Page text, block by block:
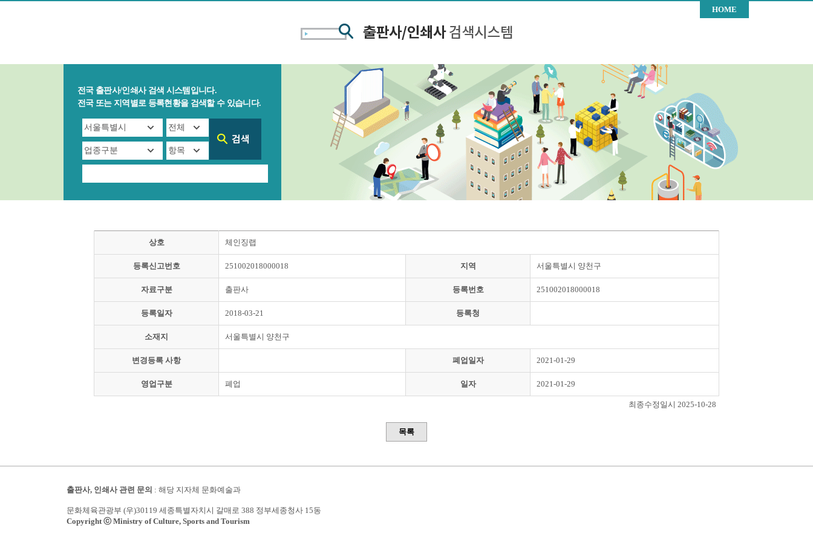
HOME
전국 출판사/인쇄사 검색 시스템입니다.
전국 또는 지역별로 등록현황을 검색할 수 있습니다.
상호 체인징랩
등록신고번호 251002018000018 지역 서울특별시 양천구
자료구분 출판사 등록번호 251002018000018
등록일자 2018-03-21 등록청
소재지 서울특별시 양천구
변경등록 사항 폐업일자 2021-01-29
영업구분 폐업 일자 2021-01-29
최종수정일시 2025-10-28
목록
출판사, 인쇄사 관련 문의 : 해당 지자체 문화예술과
문화체육관광부 (우)30119 세종특별자치시 갈매로 388 정부세종청사 15동
Copyright ⓒ Ministry of Culture, Sports and Tourism